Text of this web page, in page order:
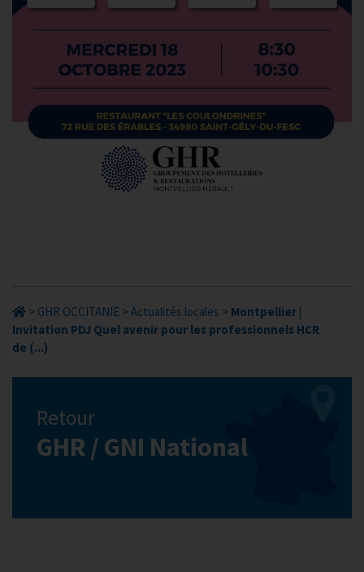
> GHR OCCITANIE > Actualités locales > Montpellier |
Invitation PDJ Quel avenir pour les professionnels HCR
de (...)
Retour
GHR / GNI National